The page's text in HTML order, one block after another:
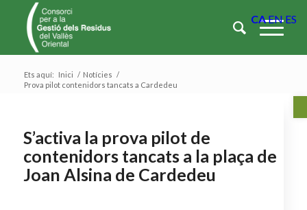
Ets aquí: Inici / Notícies /
Prova pilot contenidors tancats a Cardedeu
S’activa la prova pilot de
contenidors tancats a la plaça de
Joan Alsina de Cardedeu
CAEN ES